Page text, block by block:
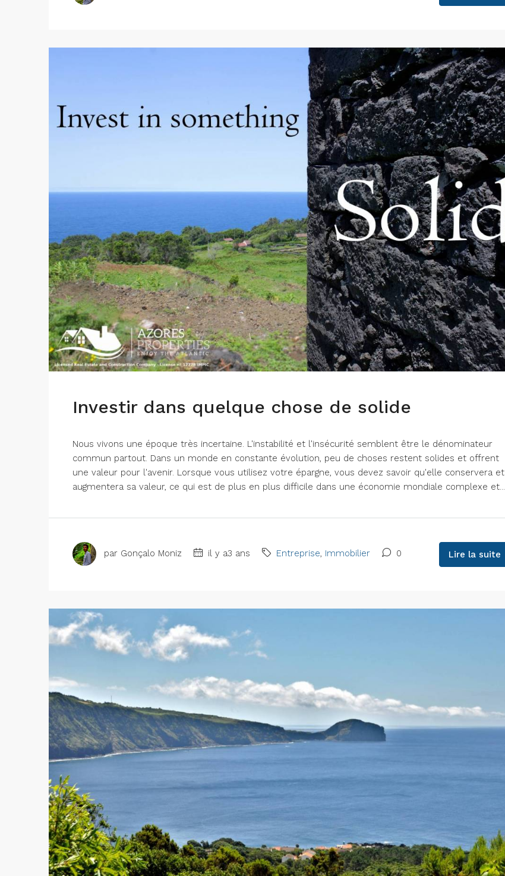
Investir dans quelque chose de solide
Nous vivons une époque très incertaine. L'instabilité et l'insécurité semblent être le dénominateur
commun partout. Dans un monde en constante évolution, peu de choses restent solides et offrent
une valeur pour l'avenir. Lorsque vous utilisez votre épargne, vous devez savoir qu'elle conservera et
augmentera sa valeur, ce qui est de plus en plus difficile dans une économie mondiale complexe et...
par Gonçalo Moniz il y a3 ans Entreprise, Immobilier 0 Lire la suite